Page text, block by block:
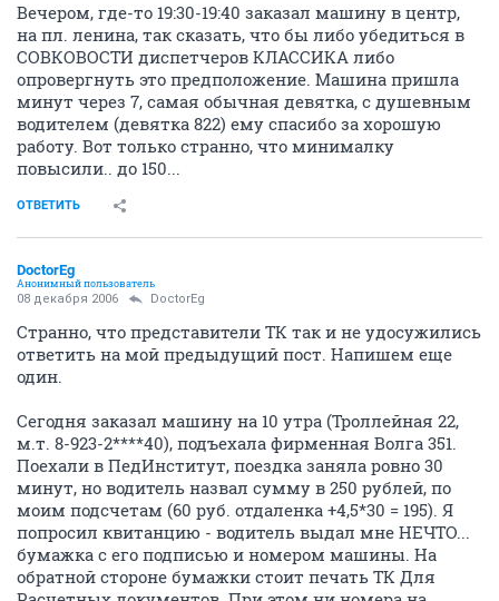
Вечером, где-то 19:30-19:40 заказал машину в центр,
на пл. ленина, так сказать, что бы либо убедиться в
СОВКОВОСТИ диспетчеров КЛАССИКА либо
опровергнуть это предположение. Машина пришла
минут через 7, самая обычная девятка, с душевным
водителем (девятка 822) ему спасибо за хорошую
работу. Вот только странно, что минималку
повысили.. до 150...
ОТВЕТИТЬ
DoctorEg
Анонимный пользователь
08 декабря 2006 DoctorEg
Странно, что представители ТК так и не удосужились
ответить на мой предыдущий пост. Напишем еще
один.
Сегодня заказал машину на 10 утра (Троллейная 22,
м.т. 8-923-2****40), подъехала фирменная Волга 351.
Поехали в ПедИнститут, поездка заняла ровно 30
минут, но водитель назвал сумму в 250 рублей, по
моим подсчетам (60 руб. отдаленка +4,5*30 = 195). Я
попросил квитанцию - водитель выдал мне НЕЧТО...
бумажка с его подписью и номером машины. На
обратной стороне бумажки стоит печать ТК Для